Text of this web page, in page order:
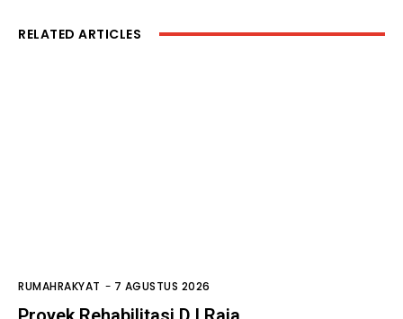
RELATED ARTICLES
RUMAHRAKYAT - 7 AGUSTUS 2026